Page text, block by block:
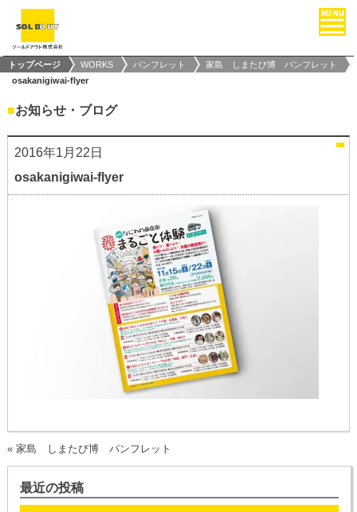
トップページ WORKS パンフレット
家島 しまたび博 パンフレット
osakanigiwai-flyer
■お知らせ・ブログ
2016年1月22日
osakanigiwai-flyer
« 家島 しまたび博 パンフレット
最近の投稿